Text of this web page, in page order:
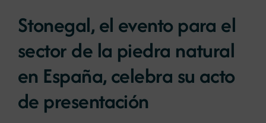
Stonegal, el evento para el
sector de la piedra natural
en España, celebra su acto
de presentación